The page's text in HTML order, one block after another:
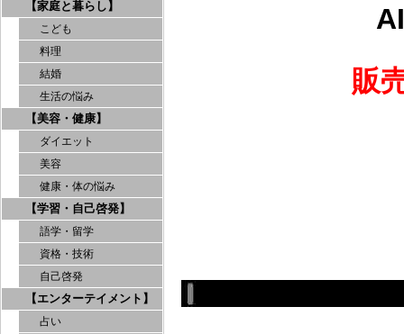
【家庭と暮らし】
こども
料理
結婚
生活の悩み
【美容・健康】
ダイエット
美容
健康・体の悩み
【学習・自己啓発】
語学・留学
資格・技術
自己啓発
【エンターテイメント】
占い
販